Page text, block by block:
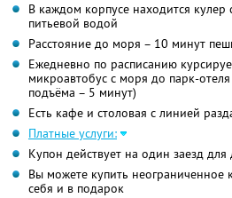
В каждом корпусе находится кулер
питьевой водой
Расстояние до моря – 10 минут
Ежедневно по расписанию
микроавтобус с моря до парк-
подъёма – 5 минут)
Есть кафе и столовая с линией
Платные услуги:
Купон действует на один заезд
Вы можете купить неограниченное
себя и в подарок